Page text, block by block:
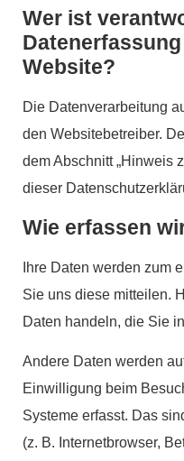
Wer ist
Website?
Die Datenverarbeitung
den Websitebetreiber.
dem Abschnitt „Hinweis
dieser
Wie erfassen
Ihre Daten werden zum
Sie uns diese mitteilen.
Daten handeln, die Sie
Andere Daten werden
Einwilligung beim
Systeme erfasst. Das
(z. B. Internetbrowser,